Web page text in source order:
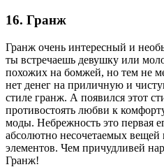
16. Гранж
Гранж очень интересный и
ты встречаешь девушку или
похожих на бомжей, но тем не
нет денег на приличную и
стиле гранж. А появился этот
противостоять любви к
моды. Небрежность это первая
абсолютно несочетаемых
элементов. Чем причудливей
Гранж!